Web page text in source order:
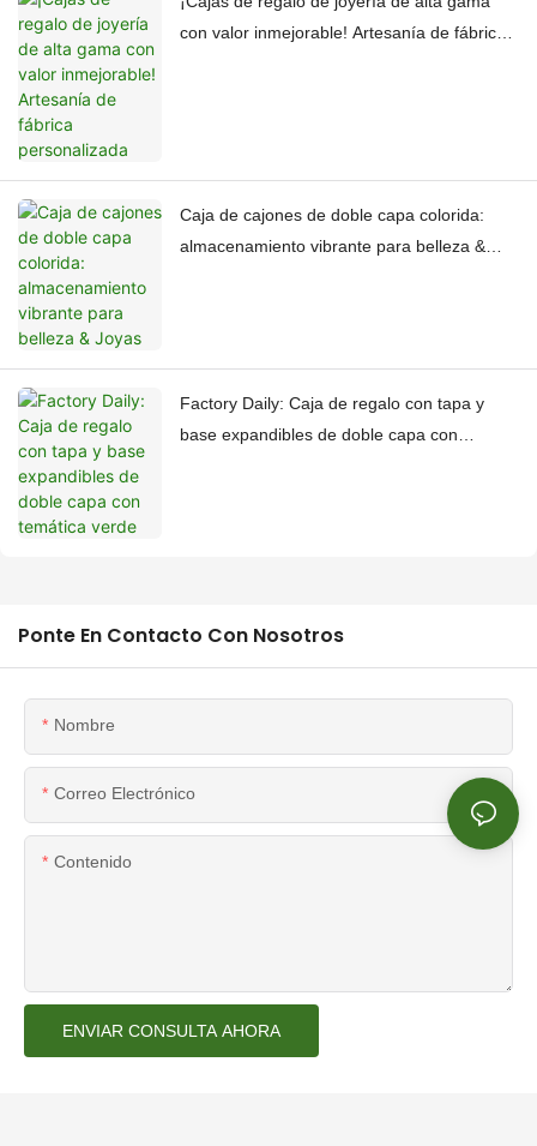
con valor inmejorable! Artesanía de fábrica
Caja de cajones de doble capa colorida:
almacenamiento vibrante para belleza &
Factory Daily: Caja de regalo con tapa y
base expandibles de doble capa con
Ponte En Contacto Con Nosotros
Nombre
Correo Electrónico
Contenido
ENVIAR CONSULTA AHORA